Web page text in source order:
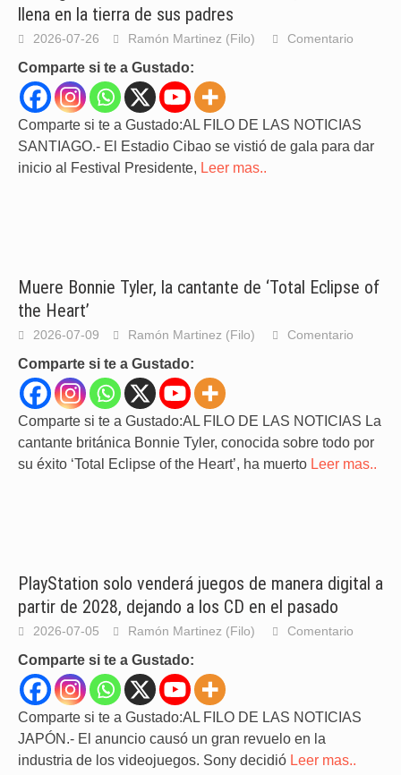
llena en la tierra de sus padres
2026-07-26 Ramón Martinez (Filo) Comentario
Comparte si te a Gustado:
Comparte si te a Gustado:AL FILO DE LAS NOTICIAS
SANTIAGO.- El Estadio Cibao se vistió de gala para dar
inicio al Festival Presidente, Leer mas..
Muere Bonnie Tyler, la cantante de ‘Total Eclipse of
the Heart’
2026-07-09 Ramón Martinez (Filo) Comentario
Comparte si te a Gustado:
Comparte si te a Gustado:AL FILO DE LAS NOTICIAS La
cantante británica Bonnie Tyler, conocida sobre todo por
su éxito ‘Total Eclipse of the Heart’, ha muerto Leer mas..
PlayStation solo venderá juegos de manera digital a
partir de 2028, dejando a los CD en el pasado
2026-07-05 Ramón Martinez (Filo) Comentario
Comparte si te a Gustado:
Comparte si te a Gustado:AL FILO DE LAS NOTICIAS
JAPÓN.- El anuncio causó un gran revuelo en la
industria de los videojuegos. Sony decidió Leer mas..